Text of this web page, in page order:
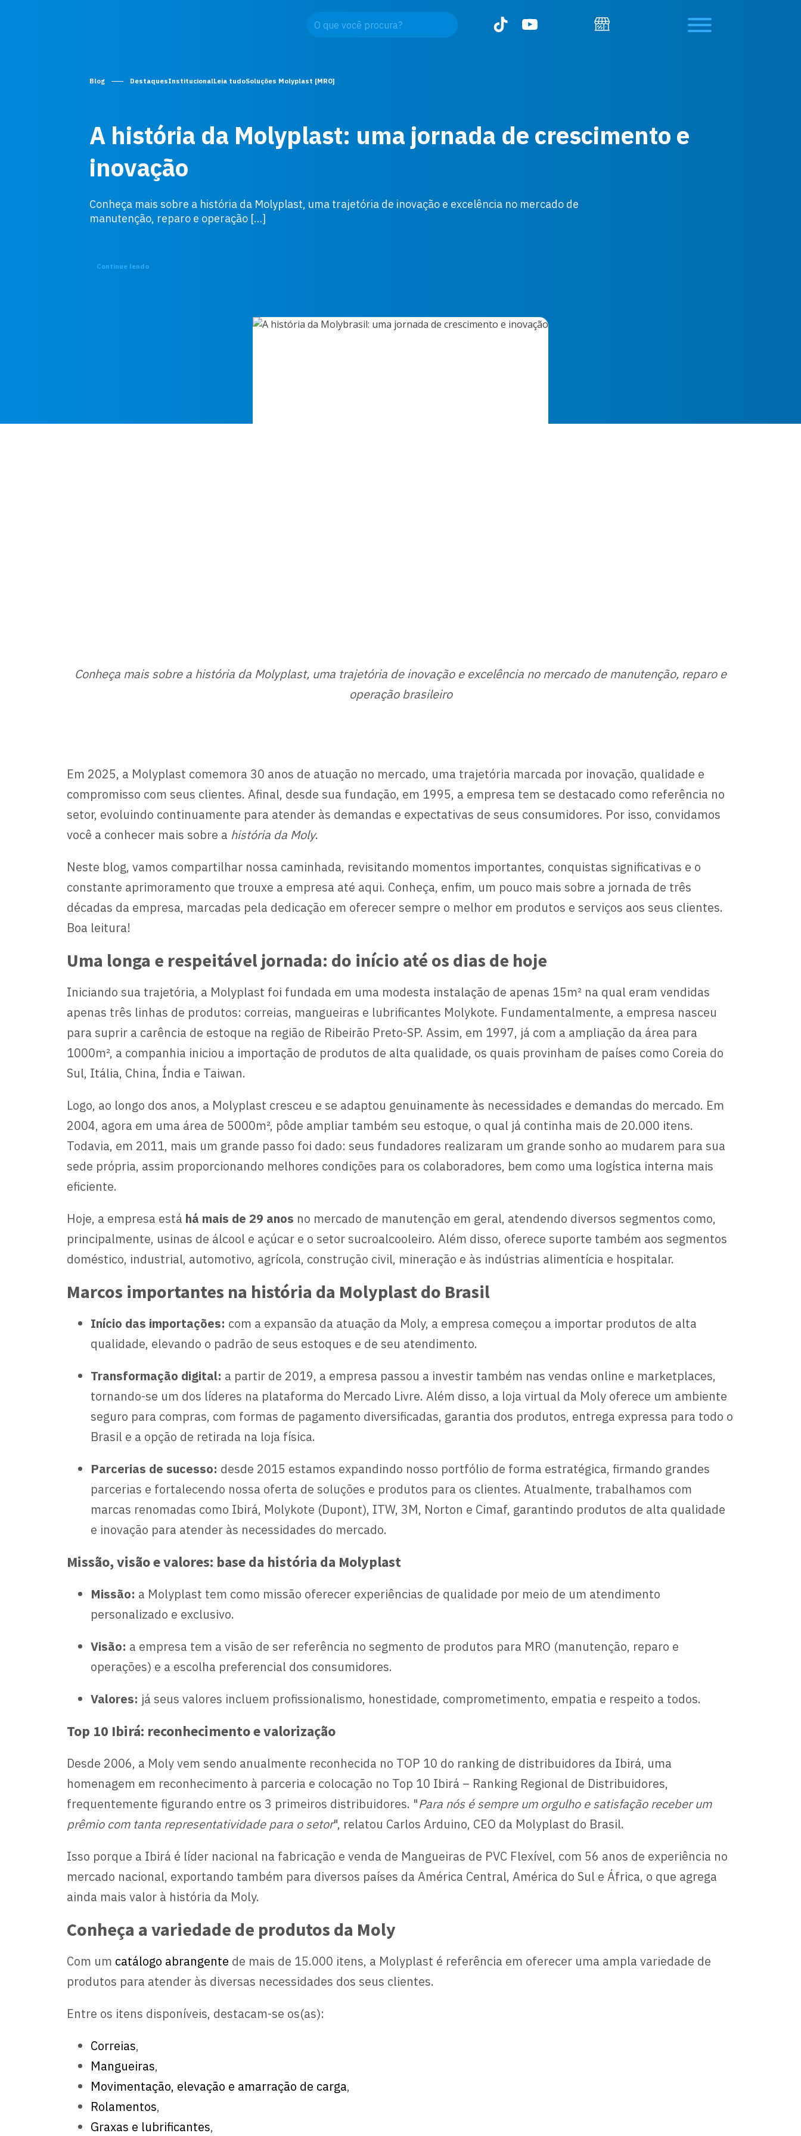
Blog DestaquesInstitucionalLeia tudoSoluções Molyplast [MRO]
A história da Molyplast: uma jornada de crescimento e
inovação
Conheça mais sobre a história da Molyplast, uma trajetória de inovação e excelência no mercado de
manutenção, reparo e operação […]
Continue lendo
Conheça mais sobre a história da Molyplast, uma trajetória de inovação e excelência no mercado de manutenção, reparo e
operação brasileiro
Em 2025, a Molyplast comemora 30 anos de atuação no mercado, uma trajetória marcada por inovação, qualidade e
compromisso com seus clientes. Afinal, desde sua fundação, em 1995, a empresa tem se destacado como referência no
setor, evoluindo continuamente para atender às demandas e expectativas de seus consumidores. Por isso, convidamos
você a conhecer mais sobre a história da Moly.
Neste blog, vamos compartilhar nossa caminhada, revisitando momentos importantes, conquistas significativas e o
constante aprimoramento que trouxe a empresa até aqui. Conheça, enfim, um pouco mais sobre a jornada de três
décadas da empresa, marcadas pela dedicação em oferecer sempre o melhor em produtos e serviços aos seus clientes.
Boa leitura!
Uma longa e respeitável jornada: do início até os dias de hoje
Iniciando sua trajetória, a Molyplast foi fundada em uma modesta instalação de apenas 15m² na qual eram vendidas
apenas três linhas de produtos: correias, mangueiras e lubrificantes Molykote. Fundamentalmente, a empresa nasceu
para suprir a carência de estoque na região de Ribeirão Preto-SP. Assim, em 1997, já com a ampliação da área para
1000m², a companhia iniciou a importação de produtos de alta qualidade, os quais provinham de países como Coreia do
Sul, Itália, China, Índia e Taiwan.
Logo, ao longo dos anos, a Molyplast cresceu e se adaptou genuinamente às necessidades e demandas do mercado. Em
2004, agora em uma área de 5000m², pôde ampliar também seu estoque, o qual já continha mais de 20.000 itens.
Todavia, em 2011, mais um grande passo foi dado: seus fundadores realizaram um grande sonho ao mudarem para sua
sede própria, assim proporcionando melhores condições para os colaboradores, bem como uma logística interna mais
eficiente.
Hoje, a empresa está há mais de 29 anos no mercado de manutenção em geral, atendendo diversos segmentos como,
principalmente, usinas de álcool e açúcar e o setor sucroalcooleiro. Além disso, oferece suporte também aos segmentos
doméstico, industrial, automotivo, agrícola, construção civil, mineração e às indústrias alimentícia e hospitalar.
Marcos importantes na história da Molyplast do Brasil
Início das importações: com a expansão da atuação da Moly, a empresa começou a importar produtos de alta
qualidade, elevando o padrão de seus estoques e de seu atendimento.
Transformação digital: a partir de 2019, a empresa passou a investir também nas vendas online e marketplaces,
tornando-se um dos líderes na plataforma do Mercado Livre. Além disso, a loja virtual da Moly oferece um ambiente
seguro para compras, com formas de pagamento diversificadas, garantia dos produtos, entrega expressa para todo o
Brasil e a opção de retirada na loja física.
Parcerias de sucesso: desde 2015 estamos expandindo nosso portfólio de forma estratégica, firmando grandes
parcerias e fortalecendo nossa oferta de soluções e produtos para os clientes. Atualmente, trabalhamos com
marcas renomadas como Ibirá, Molykote (Dupont), ITW, 3M, Norton e Cimaf, garantindo produtos de alta qualidade
e inovação para atender às necessidades do mercado.
Missão, visão e valores: base da história da Molyplast
Missão: a Molyplast tem como missão oferecer experiências de qualidade por meio de um atendimento
personalizado e exclusivo.
Visão: a empresa tem a visão de ser referência no segmento de produtos para MRO (manutenção, reparo e
operações) e a escolha preferencial dos consumidores.
Valores: já seus valores incluem profissionalismo, honestidade, comprometimento, empatia e respeito a todos.
Top 10 Ibirá: reconhecimento e valorização
Desde 2006, a Moly vem sendo anualmente reconhecida no TOP 10 do ranking de distribuidores da Ibirá, uma
homenagem em reconhecimento à parceria e colocação no Top 10 Ibirá – Ranking Regional de Distribuidores,
frequentemente figurando entre os 3 primeiros distribuidores. "Para nós é sempre um orgulho e satisfação receber um
prêmio com tanta representatividade para o setor", relatou Carlos Arduino, CEO da Molyplast do Brasil.
Isso porque a Ibirá é líder nacional na fabricação e venda de Mangueiras de PVC Flexível, com 56 anos de experiência no
mercado nacional, exportando também para diversos países da América Central, América do Sul e África, o que agrega
ainda mais valor à história da Moly.
Conheça a variedade de produtos da Moly
Com um catálogo abrangente de mais de 15.000 itens, a Molyplast é referência em oferecer uma ampla variedade de
produtos para atender às diversas necessidades dos seus clientes.
Entre os itens disponíveis, destacam-se os(as):
Correias,
Mangueiras,
Movimentação, elevação e amarração de carga,
Rolamentos,
Graxas e lubrificantes,